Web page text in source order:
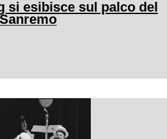
si esibisce sul palco del